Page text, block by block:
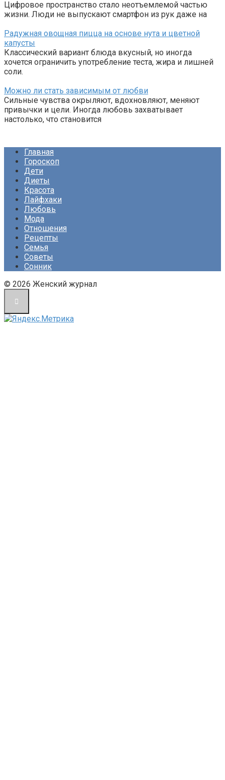
Цифровое пространство стало неотъемлемой частью
жизни. Люди не выпускают смартфон из рук даже на
Радужная овощная пицца на основе нута и цветной
капусты
Классический вариант блюда вкусный, но иногда
хочется ограничить употребление теста, жира и лишней
соли.
Можно ли стать зависимым от любви
Сильные чувства окрыляют, вдохновляют, меняют
привычки и цели. Иногда любовь захватывает
настолько, что становится
Главная
Гороскоп
Дети
Диеты
Красота
Лайфхаки
Любовь
Мода
Отношения
Рецепты
Семья
Советы
Сонник
© 2026 Женский журнал